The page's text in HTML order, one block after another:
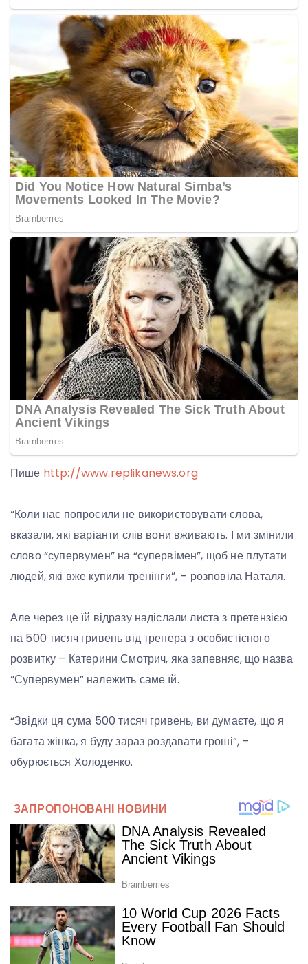
Пише http://www.replikanews.org
“Коли нас попросили не використовувати слова,
вказали, які варіанти слів вони вживають. І ми змінили
слово “супервумен” на “супервімен”, щоб не плутати
людей, які вже купили тренінги”, – розповіла Наталя.
Але через це їй відразу надіслали листа з претензією
на 500 тисяч гривень від тренера з особистісного
розвитку – Катерини Смотрич, яка запевняє, що назва
“Супервумен” належить саме їй.
“Звідки ця сума 500 тисяч гривень, ви думаєте, що я
багата жінка, я буду зараз роздавати гроші”, –
обурюється Холоденко.